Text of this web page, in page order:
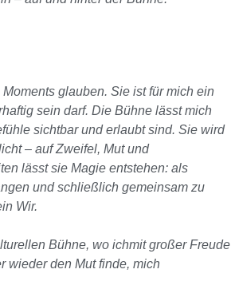
glauben. Sie istfür mich ein
seindarf. Die Bühne lässt mich
sichtbar und erlaubt sind. Sie wird
– auf Zweifel, Mut und
lässt sie Magie entstehen: als
und schließlich gemeinsam zu
Wir.
Bühne, wo ichmit großer Freude
wiederden Mut finde, mich